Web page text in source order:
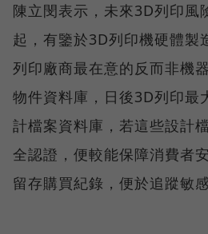
陳立閔表示，未來3D列印風
起，有鑒於3D列印機硬體製
列印廠商最在意的反而非機
物件資料庫，日後3D列印最
計檔案資料庫，若這些設計
全認證，便較能保障消費者
留存購買紀錄，便於追蹤敏